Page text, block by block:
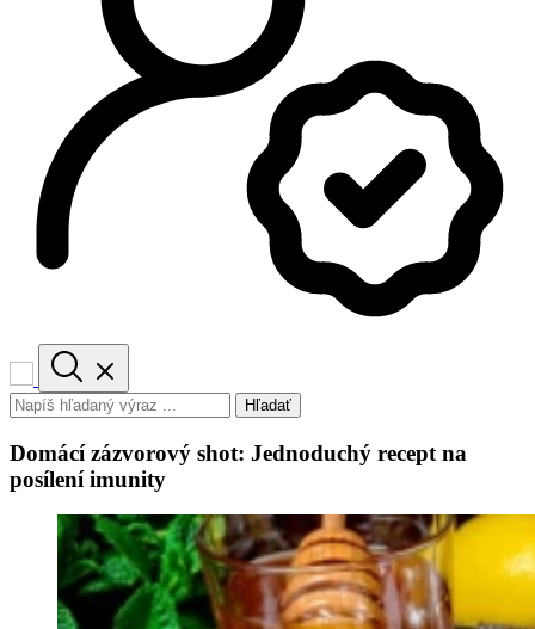
Hľadať
Domácí zázvorový shot: Jednoduchý recept na
posílení imunity